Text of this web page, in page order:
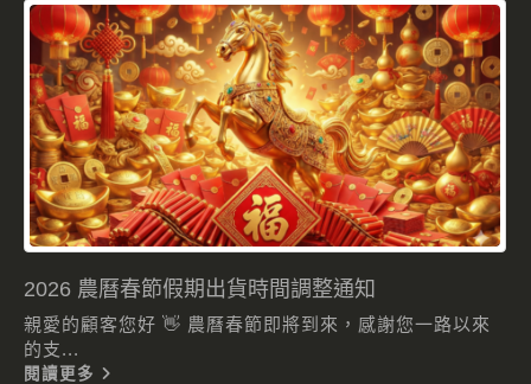
2026 農曆春節假期出貨時間調整通知
親愛的顧客您好 👋 農曆春節即將到來，感謝您一路以來
的支...
閱讀更多